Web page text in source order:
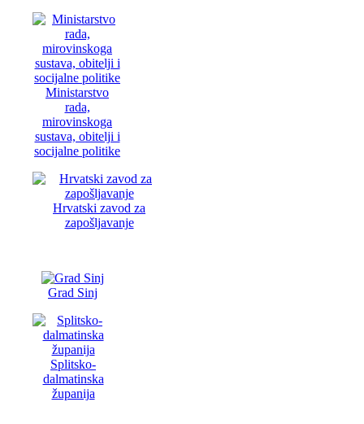
Ministarstvo
rada,
mirovinskoga
sustava, obitelji i
socijalne politike
Hrvatski zavod za
zapošljavanje
Grad Sinj
Splitsko-
dalmatinska
županija